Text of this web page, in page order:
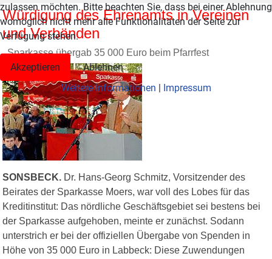
Würdigung des Ehrenamts in Vereinen
und Verbänden
Sparkasse übergab 35 000 Euro beim Pfarrfest
SONSBECK. Dr. Hans-Georg Schmitz, Vorsitzender des
Beirates der Sparkasse Moers, war voll des Lobes für das
Kreditinstitut: Das nördliche Geschäftsgebiet sei bestens bei
der Sparkasse aufgehoben, meinte er zunächst. Sodann
unterstrich er bei der offiziellen Übergabe von Spenden in
Höhe von 35 000 Euro in Labbeck: Diese Zuwendungen
zulassen möchten. Bitte beachten Sie, dass bei einer Ablehnung
womöglich nicht mehr alle Funktionalitäten der Seite zur
Verfügung stehen.
Akzeptieren
Ablehnen
Weitere Informationen | Impressum